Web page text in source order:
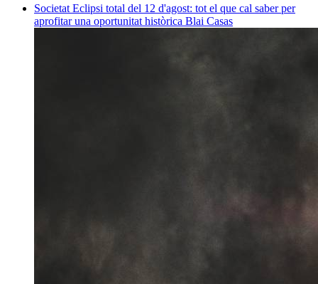
Societat Eclipsi total del 12 d'agost: tot el que cal saber per
aprofitar una oportunitat històrica Blai Casas